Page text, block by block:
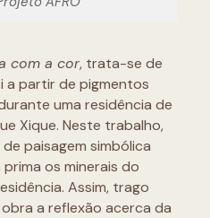
com a cor, trata-se de
a partir de pigmentos
uma residência de
Xique. Neste trabalho,
paisagem simbólica
os minerais do
Assim, trago
a reflexão acerca da